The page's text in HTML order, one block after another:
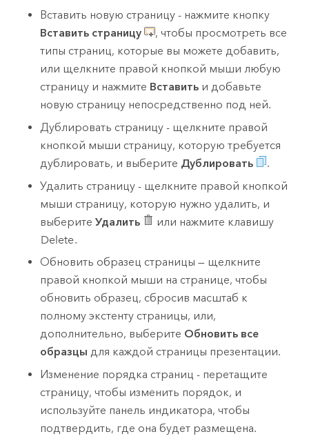
Вставить новую страницу - нажмите кнопку
Вставить страницу
, чтобы просмотреть все
типы страниц, которые вы можете добавить,
или щелкните правой кнопкой мыши любую
страницу и нажмите Вставить и добавьте
новую страницу непосредственно под ней.
Дублировать страницу - щелкните правой
кнопкой мыши страницу, которую требуется
дублировать, и выберите Дублировать
.
Удалить страницу - щелкните правой кнопкой
мыши страницу, которую нужно удалить, и
выберитеУдалить
или нажмите клавишу
Delete.
Обновить образец страницы — щелкните
правой кнопкой мыши на странице, чтобы
обновить образец, сбросив масштаб к
полному экстенту страницы, или,
дополнительно, выберите Обновить все
образцы для каждой страницы презентации.
Изменение порядка страниц - перетащите
страницу, чтобы изменить порядок, и
используйте панель индикатора, чтобы
подтвердить, где она будет размещена.